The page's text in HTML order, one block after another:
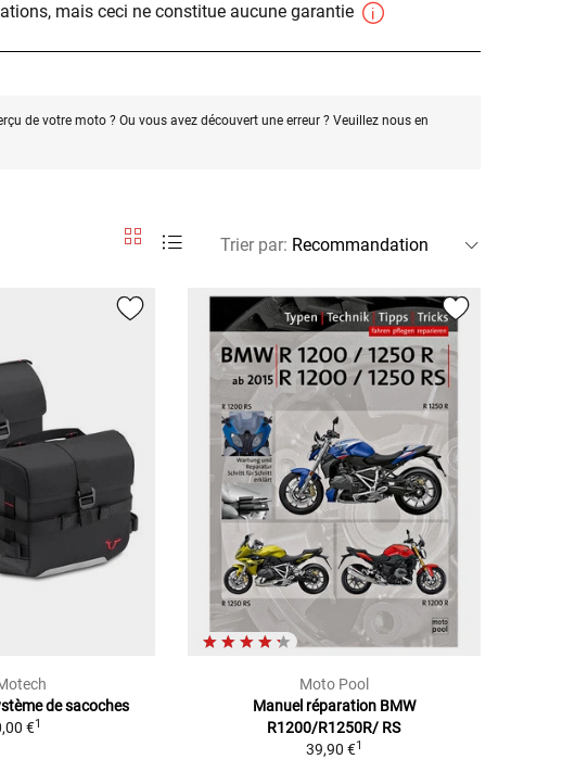
mais ceci ne constitue aucune garantie
de votre moto ? Ou vous avez découvert une erreur ? Veuillez nous en
Trier par:
de sacoches
€1
Moto Pool
Manuel réparation BMW
R1200/R1250R/ RS
39,90 €1